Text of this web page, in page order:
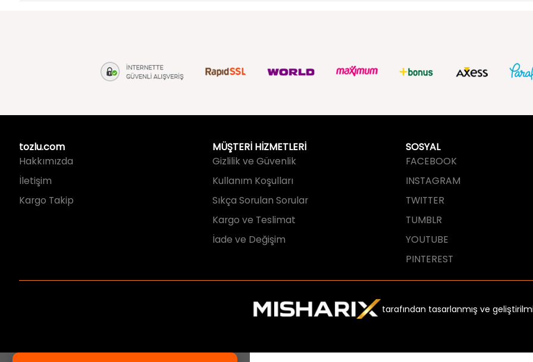
tozlu.com
Hakkımızda
İletişim
Kargo Takip
MÜŞTERİ HİZMETLERİ
Gizlilik ve Güvenlik
Kullanım Koşulları
Sıkça Sorulan Sorular
Kargo ve Teslimat
İade ve Değişim
SOSYAL
FACEBOOK
INSTAGRAM
TWITTER
TUMBLR
YOUTUBE
PINTEREST
tarafından tasarlanmış ve